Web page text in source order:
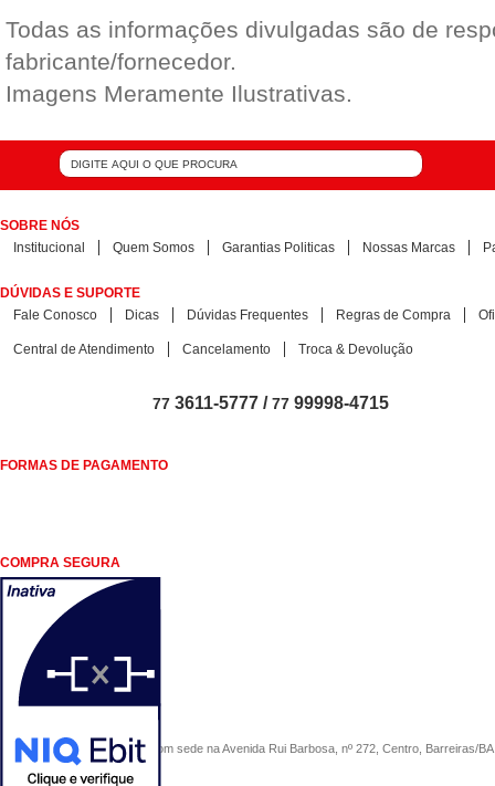
Todas as informações divulgadas são de
fabricante/fornecedor.
Imagens Meramente Ilustrativas.
SOBRE NÓS
Institucional
Quem Somos Garantias Politicas Nossas Marcas
DÚVIDAS E SUPORTE
Fale Conosco
Dicas Dúvidas Frequentes Regras de Compra
Central de Atendimento Cancelamento Troca & Devolução
77 3611-5777 /77 99998-4715
FORMAS DE PAGAMENTO
COMPRA SEGURA
COMERCIAL SÃO PAULO, com sede na Avenida Rui Barbosa, nº 272, Centro, Barreiras/